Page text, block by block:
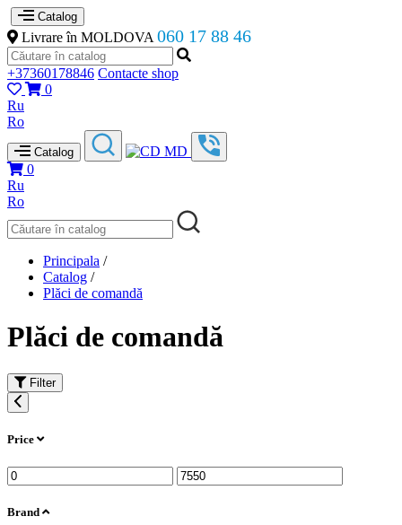
Catalog
Livrare în MOLDOVA 060 17 88 46
+37360178846 Contacte shop
0
Ru
Ro
Catalog
0
Ru
Ro
Principala /
Catalog /
Plăci de comandă
Plăci de comandă
Filter
Price
Brand